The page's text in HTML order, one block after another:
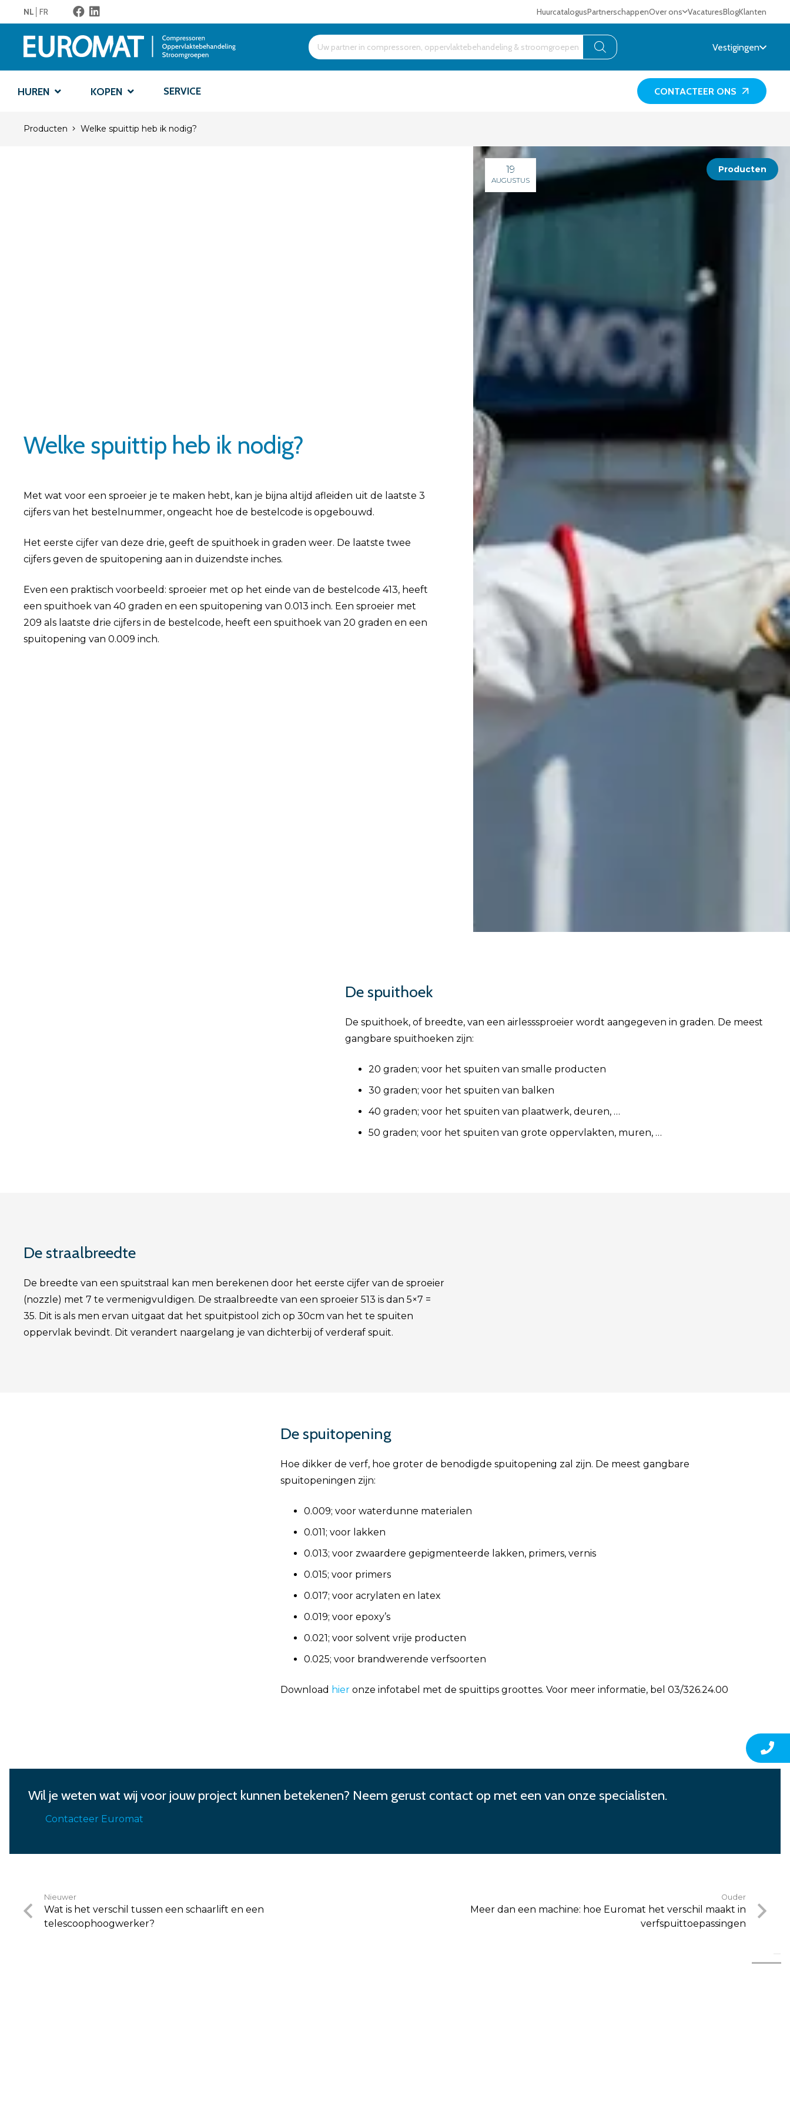
NL FR HuurcatalogusPartnerschappenOver ons VacaturesBlogKlanten
Products
search
Vestigingen
HUREN KOPEN SERVICE CONTACTEER ONS
Producten Welke spuittip heb ik nodig?
Welke spuittip heb ik nodig?
Met wat voor een sproeier je te maken hebt, kan je bijna altijd afleiden uit de laatste 3
cijfers van het bestelnummer, ongeacht hoe de bestelcode is opgebouwd.
Het eerste cijfer van deze drie, geeft de spuithoek in graden weer. De laatste twee
cijfers geven de spuitopening aan in duizendste inches.
Even een praktisch voorbeeld: sproeier met op het einde van de bestelcode 413, heeft
een spuithoek van 40 graden en een spuitopening van 0.013 inch. Een sproeier met
209 als laatste drie cijfers in de bestelcode, heeft een spuithoek van 20 graden en een
spuitopening van 0.009 inch.
19
AUGUSTUS
Producten
De spuithoek
De spuithoek, of breedte, van een airlesssproeier wordt aangegeven in graden. De meest
gangbare spuithoeken zijn:
20 graden; voor het spuiten van smalle producten
30 graden; voor het spuiten van balken
40 graden; voor het spuiten van plaatwerk, deuren, …
50 graden; voor het spuiten van grote oppervlakten, muren, …
De straalbreedte
De breedte van een spuitstraal kan men berekenen door het eerste cijfer van de sproeier
(nozzle) met 7 te vermenigvuldigen. De straalbreedte van een sproeier 513 is dan 5×7 =
35. Dit is als men ervan uitgaat dat het spuitpistool zich op 30cm van het te spuiten
oppervlak bevindt. Dit verandert naargelang je van dichterbij of verderaf spuit.
De spuitopening
Hoe dikker de verf, hoe groter de benodigde spuitopening zal zijn. De meest gangbare
spuitopeningen zijn:
0.009; voor waterdunne materialen
0.011; voor lakken
0.013; voor zwaardere gepigmenteerde lakken, primers, vernis
0.015; voor primers
0.017; voor acrylaten en latex
0.019; voor epoxy’s
0.021; voor solvent vrije producten
0.025; voor brandwerende verfsoorten
Download hier onze infotabel met de spuittips groottes. Voor meer informatie, bel 03/326.24.00
Wil je weten wat wij voor jouw project kunnen betekenen? Neem gerust contact op met een van onze specialisten.
Contacteer Euromat
Nieuwer
Wat is het verschil tussen een schaarlift en een
telescoophoogwerker?
Ouder
Meer dan een machine: hoe Euromat het verschil maakt in
verfspuittoepassingen